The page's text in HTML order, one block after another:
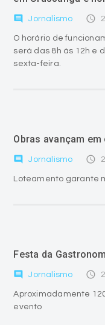
comment Jornalismo access_time
O horário de
será das 8h às 12h e
sexta-feira.
Obras avançam
comment Jornalismo access_time
Loteamento garante
Festa da
comment Jornalismo access_time
Aproximadamente
evento